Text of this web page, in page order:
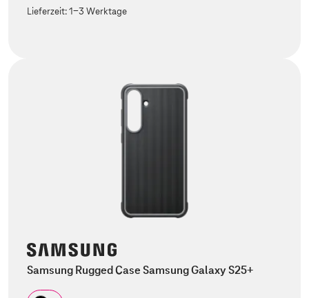
Lieferzeit:1-3 Werktage
Samsung Rugged Case Samsung Galaxy S25+